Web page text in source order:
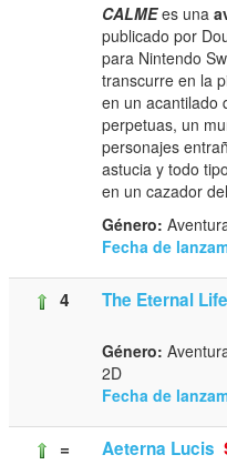
CALMEes una
publicado por
para Nintendo
transcurre en la
en un acantilado
perpetuas, un
personajes
astucia y todo
en un cazador
Género:
Fecha de
4 The Eternal
Género:
2D
Fecha de
= Aeterna Lucis